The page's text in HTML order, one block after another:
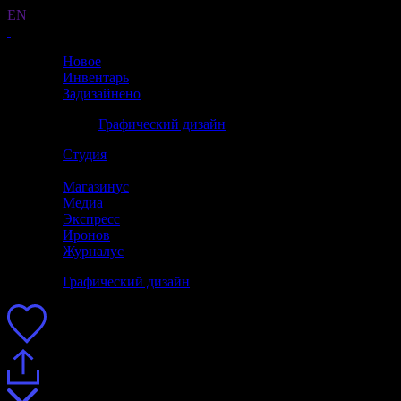
EN
Новое
Инвентарь
Задизайнено
Графический дизайн
Студия
Магазинус
Медиа
Экспресс
Иронов
Журналус
Графический дизайн